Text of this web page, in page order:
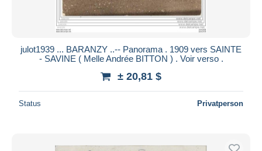
julot1939 ... BARANZY ..-- Panorama . 1909 vers SAINTE
- SAVINE ( Melle Andrée BITTON ) . Voir verso .
± 20,81 $
Status Privatperson